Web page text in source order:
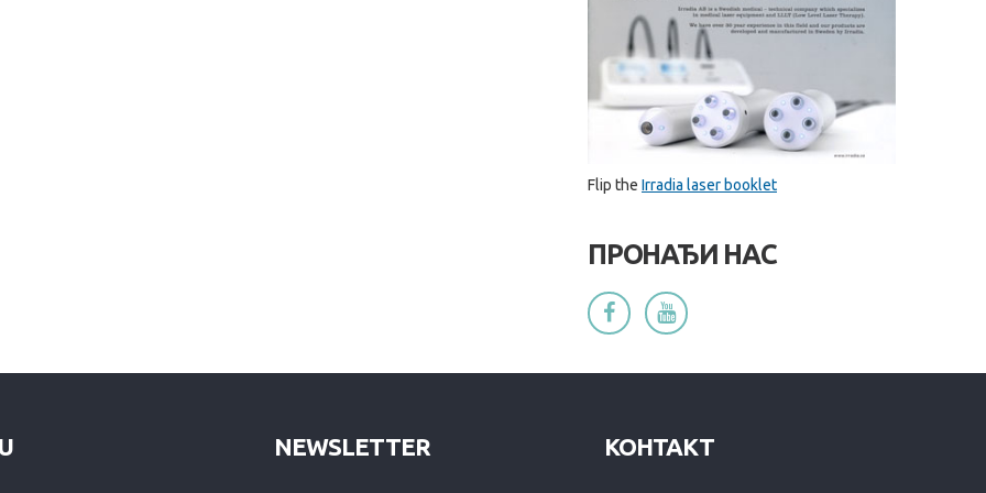
Flip the Irradia laser booklet
ПРОНАЂИ НАС
NEWSLETTER КОНТАКТ